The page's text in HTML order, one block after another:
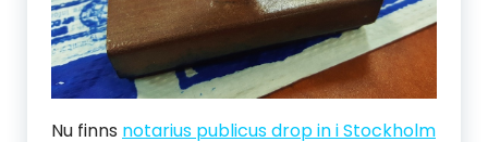
Nu finns notarius publicus drop in i Stockholm